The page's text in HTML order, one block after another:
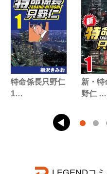
特命係長只野仁
1…
新・特
野仁 …